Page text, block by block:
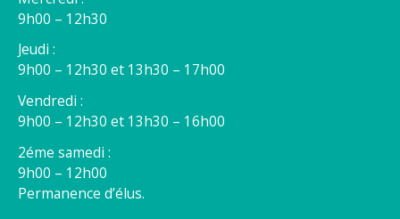
9h00 – 12h30
Jeudi :
9h00 – 12h30 et 13h30 – 17h00
Vendredi :
9h00 – 12h30 et 13h30 – 16h00
2éme samedi :
9h00 – 12h00
Permanence d’élus.